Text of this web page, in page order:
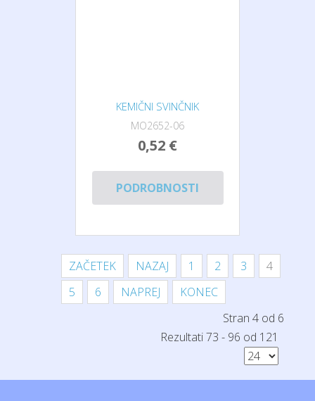
KEMIČNI SVINČNIK
MO2652-06
0,52 €
PODROBNOSTI
ZAČETEK NAZAJ 1 2 3
4
5
6 NAPREJ
KONEC
Stran 4 od 6
Rezultati 73 - 96 od 121